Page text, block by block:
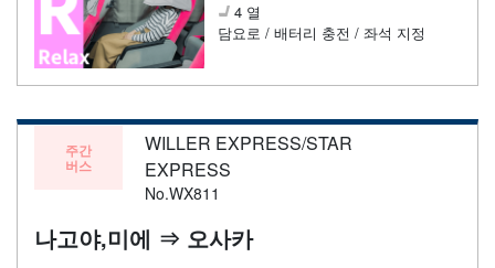
4 열
담요로 / 배터리 충전 / 좌석 지정
주간
버스
WILLER EXPRESS/STAR
EXPRESS
No.WX811
나고야,미에 ⇒ 오사카